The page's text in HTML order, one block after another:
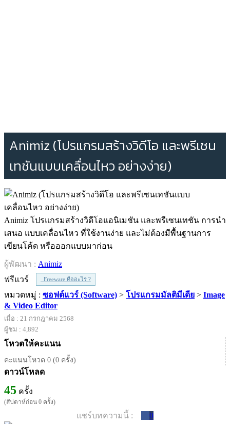
Animiz (โปรแกรมสร้างวิดีโอ และพรีเซน
เทชันแบบเคลื่อนไหว อย่างง่าย)
Animiz โปรแกรมสร้างวิดีโอแอนิเมชัน และพรีเซนเทชัน การนำ
เสนอ แบบเคลื่อนไหว ที่ใช้งานง่าย และไม่ต้องมีพื้นฐานการ
เขียนโค้ด หรือออกแบบมาก่อน
ผู้พัฒนา : Animiz
ฟรีแวร์
Freeware คืออะไร ?
หมวดหมู่ : ซอฟต์แวร์ (Software) > โปรแกรมมัลติมีเดีย > Image
& Video Editor
เมื่อ : 21 กรกฎาคม 2568
ผู้ชม : 4,892
โหวตให้คะแนน
คะแนนโหวต 0 (0 ครั้ง)
ดาวน์โหลด
45 ครั้ง
(สัปดาห์ก่อน 0 ครั้ง)
แชร์บทความนี้ : 0